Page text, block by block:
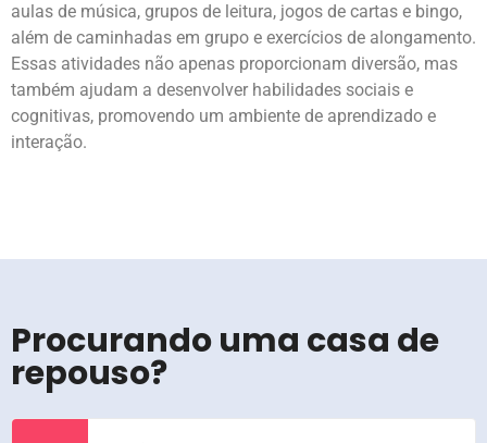
aulas de música, grupos de leitura, jogos de cartas e bingo,
além de caminhadas em grupo e exercícios de alongamento.
Essas atividades não apenas proporcionam diversão, mas
também ajudam a desenvolver habilidades sociais e
cognitivas, promovendo um ambiente de aprendizado e
interação.
Procurando uma casa de
repouso?